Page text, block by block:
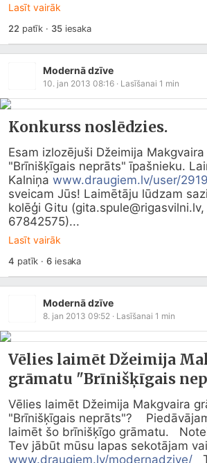
Lasīt vairāk
22 patīk · 35iesaka
Modernā dzīve
10. jan 2013 08:16 · Lasīšanai 1 min
Konkurss noslēdzies.
Esam izlozējuši Džeimija
"Brīnišķīgais neprāts" īpašnieku.
Kalniņa www.draugiem.lv/user/
sveicam Jūs! Laimētāju lūdzam
kolēģi Gitu (gita.spule@rigasvilni.lv,
67842575)...
Lasīt vairāk
4 patīk ·6iesaka
Modernā dzīve
8. jan 2013 09:52 · Lasīšanai 1 min
Vēlies laimēt Džeimija
grāmatu "Brīnišķīgais
Vēlies laimēt Džeimija Makgvaira
"Brīnišķīgais neprāts"?
laimēt šo brīnišķīgo grāmatu.
www.draugiem.lv/modernadzive/